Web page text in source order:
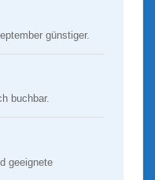
günstiger.
buchbar.
geeignete